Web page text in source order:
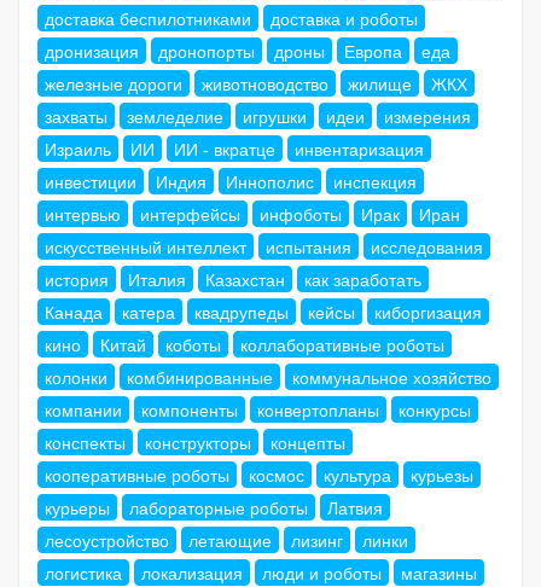
доставка беспилотниками
доставка и роботы
дронизация
дронопорты дроны Европа
еда
железные дороги
животноводство жилище
ЖКХ
захваты
земледелие игрушки идеи
измерения
Израиль
ИИ ИИ - вкратце
инвентаризация
инвестиции
Индия Иннополис
инспекция
интервью
интерфейсы инфоботы Ирак
Иран
искусственный интеллект
испытания
исследования
история
Италия Казахстан
как заработать
Канада
катера квадрупеды кейсы
киборгизация
кино
Китай коботы
коллаборативные роботы
колонки
комбинированные
коммунальное хозяйство
компании
компоненты конвертопланы
конкурсы
конспекты
конструкторы
концепты
кооперативные роботы
космос культура
курьезы
курьеры
лабораторные роботы
Латвия
лесоустройство
летающие лизинг
линки
логистика
локализация люди и роботы
магазины